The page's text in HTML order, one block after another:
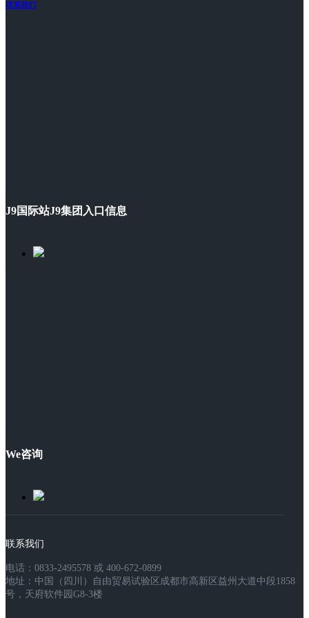
联系我们
J9国际站J9集团入口信息
We咨询
联系我们
电话：0833-2495578 或 400-672-0899
地址：中国（四川）自由贸易试验区成都市高新区益州大道中段1858
号，天府软件园G8-3楼